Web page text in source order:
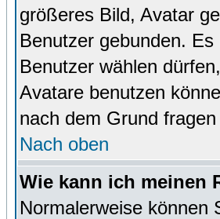
größeres Bild, Avatar
Benutzer gebunden.
Benutzer wählen
Avatare benutzen
nach dem Grund
Nach oben
Wie kann ich meinen
Normalerweise können